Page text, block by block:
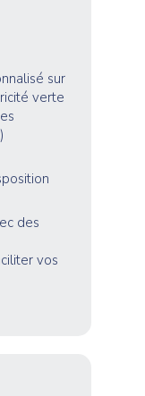
sur
verte
des
vos